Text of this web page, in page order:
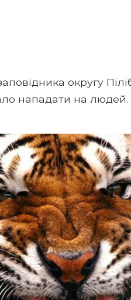
округу
нападати на